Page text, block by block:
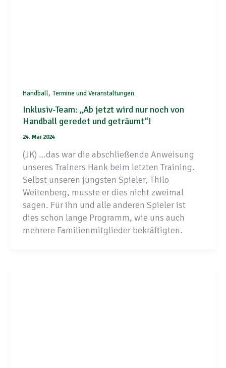
Handball, Termine und Veranstaltungen
Inklusiv-Team: „Ab jetzt wird nur noch von
Handball geredet und geträumt“!
24. Mai 2024
(JK) …das war die abschließende Anweisung
unseres Trainers Hank beim letzten Training.
Selbst unseren jüngsten Spieler, Thilo
Weitenberg, musste er dies nicht zweimal
sagen. Für ihn und alle anderen Spieler ist
dies schon lange Programm, wie uns auch
mehrere Familienmitglieder bekräftigten.